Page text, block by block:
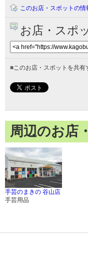
このお店・スポットの
お店・スポ
■このお店・スポットを共有
周辺のお店
手芸のまきの 谷山店
手芸用品